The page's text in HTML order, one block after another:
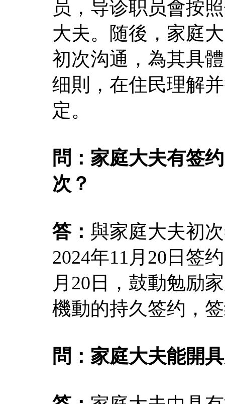
员，导诊职员會按
大夫。随後，家庭
初次沟通，為其具
细則，在住民理解
定。
問：家庭大夫有签
次？
答： 與家庭大夫初
2024年11月20日签
月20日，鼓動勉励
機動的持久签约，
問：家庭大夫能開